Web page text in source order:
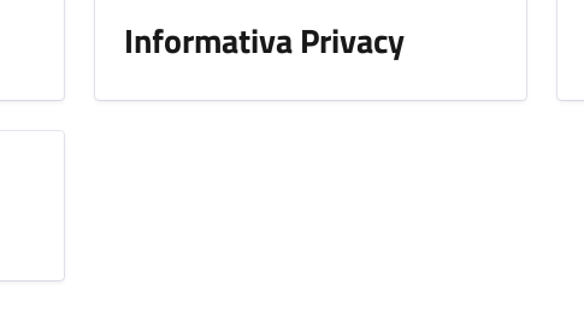
Informativa Privacy